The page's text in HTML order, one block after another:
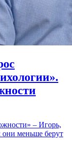
– Игорь,
они меньше берут